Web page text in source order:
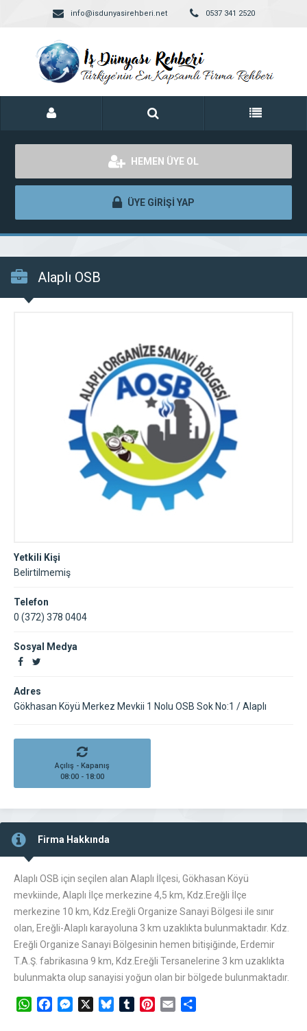
info@isdunyasirehberi.net 0537 341 2520
HEMEN ÜYE OL
ÜYE GİRİŞİ YAP
Alaplı OSB
Yetkili Kişi
Belirtilmemiş
Telefon
0 (372) 378 0404
Sosyal Medya
Adres
Gökhasan Köyü Merkez Mevkii 1 Nolu OSB Sok No:1 / Alaplı
Açılış - Kapanış
08:00 - 18:00
Firma Hakkında
Alaplı OSB için seçilen alan Alaplı İlçesi, Gökhasan Köyü
mevkiinde, Alaplı İlçe merkezine 4,5 km, Kdz.Ereğli İlçe
merkezine 10 km, Kdz.Ereğli Organize Sanayi Bölgesi ile sınır
olan, Ereğli-Alaplı karayoluna 3 km uzaklıkta bulunmaktadır. Kdz.
Ereğli Organize Sanayi Bölgesinin hemen bitişiğinde, Erdemir
T.A.Ş. fabrikasına 9 km, Kdz.Ereğli Tersanelerine 3 km uzaklıkta
bulunmakta olup sanayisi yoğun olan bir bölgede bulunmaktadır.
WhatsAppFacebookMessengerBlueskyTumblrPinterest
Email